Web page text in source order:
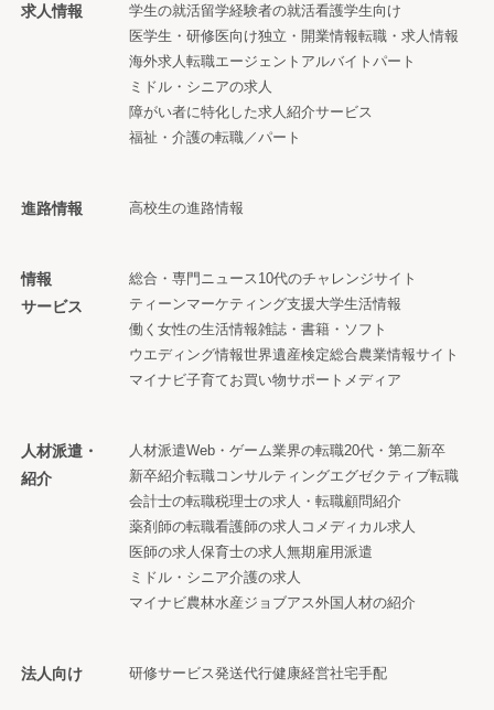
求人情報 学生の就活留学経験者の就活看護学生向け
医学生・研修医向け独立・開業情報転職・求人情報
海外求人 転職エージェント アルバイト パート
ミドル・シニアの求人
障がい者に特化した求人紹介サービス
福祉・介護の転職／パート
進路情報 高校生の進路情報
情報
サービス
総合・専門ニュース 10代のチャレンジサイト
ティーンマーケティング支援大学生活情報
働く女性の生活情報雑誌・書籍・ソフト
ウエディング情報世界遺産検定総合農業情報サイト
マイナビ子育てお買い物サポートメディア
人材派遣・
紹介
人材派遣Web・ゲーム業界の転職20代・第二新卒
新卒紹介転職コンサルティングエグゼクティブ転職
会計士の転職税理士の求人・転職顧問紹介
薬剤師の転職看護師の求人 コメディカル求人
医師の求人 保育士の求人 無期雇用派遣
ミドル・シニア介護の求人
マイナビ農林水産ジョブアス外国人材の紹介
法人向け 研修サービス発送代行健康経営社宅手配